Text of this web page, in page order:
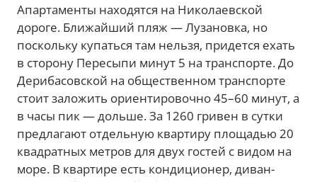
Апартаменты находятся на Николаевской
дороге. Ближайший пляж — Лузановка, но
поскольку купаться там нельзя, придется ехать
в сторону Пересыпи минут 5 на транспорте. До
Дерибасовской на общественном транспорте
стоит заложить ориентировочно 45–60 минут, а
в часы пик — дольше. За 1260 гривен в сутки
предлагают отдельную квартиру площадью 20
квадратных метров для двух гостей с видом на
море. В квартире есть кондиционер, диван-